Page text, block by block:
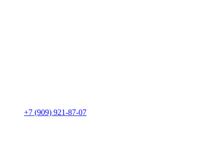
+7 (909) 921-87-07